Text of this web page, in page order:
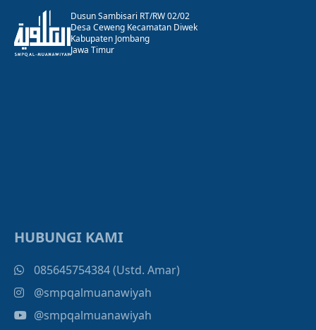
Dusun Sambisari RT/RW 02/02
Desa Ceweng Kecamatan Diwek
Kabupaten Jombang
Jawa Timur
HUBUNGI KAMI
085645754384 (Ustd. Amar)
@smpqalmuanawiyah
@smpqalmuanawiyah